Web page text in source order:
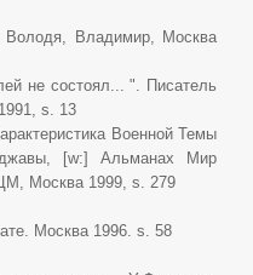
Владимир, Москва
не состоял... ". Писатель
s. 13
Военной Темы
[w:] Альманах Мир
Москва 1999, s. 279
Москва 1996. s. 58